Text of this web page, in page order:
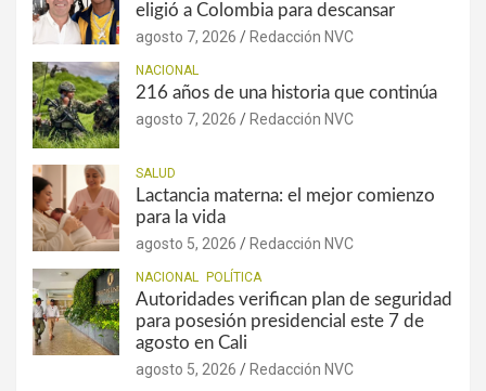
eligió a Colombia para descansar
agosto 7, 2026 Redacción NVC
NACIONAL
216 años de una historia que continúa
agosto 7, 2026 Redacción NVC
SALUD
Lactancia materna: el mejor comienzo
para la vida
agosto 5, 2026 Redacción NVC
NACIONAL POLÍTICA
Autoridades verifican plan de seguridad
para posesión presidencial este 7 de
agosto en Cali
agosto 5, 2026 Redacción NVC